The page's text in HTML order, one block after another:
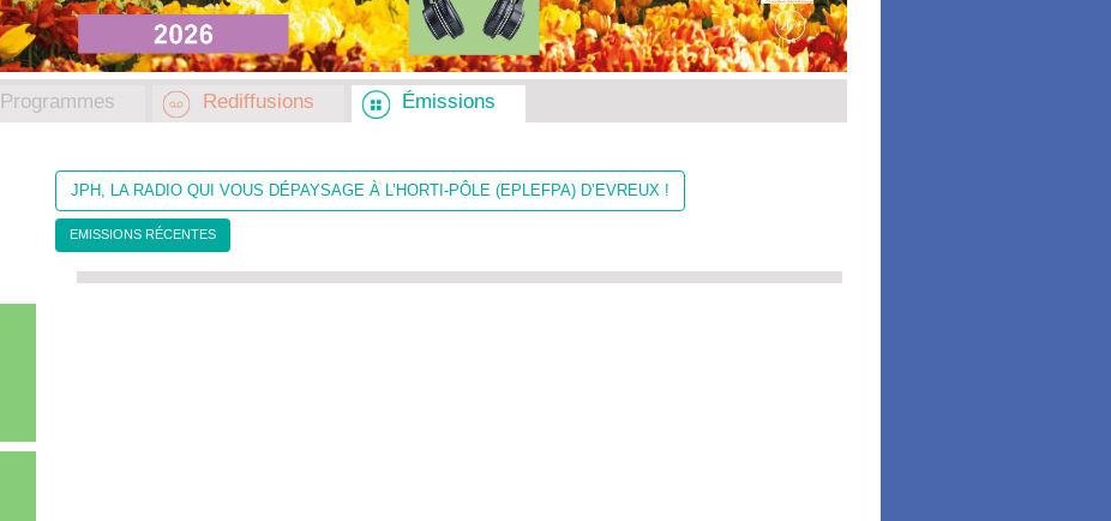
Programmes Rediffusions Émissions
JPH, LA RADIO QUI VOUS DÉPAYSAGE À L’HORTI-PÔLE (EPLEFPA) D’EVREUX !
EMISSIONS RÉCENTES